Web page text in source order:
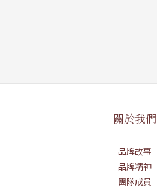
關於我們
品牌故事
品牌精神
團隊成員